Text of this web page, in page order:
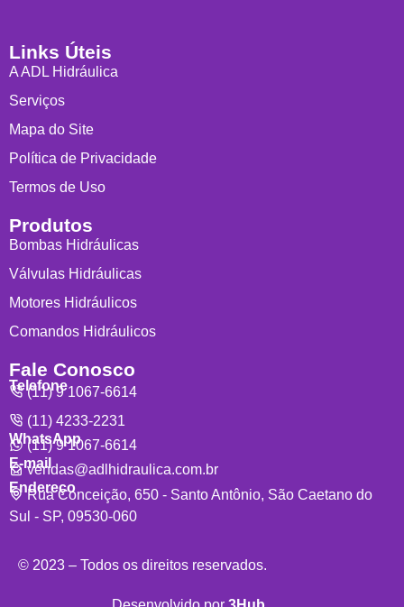
Links Úteis
A ADL Hidráulica
Serviços
Mapa do Site
Política de Privacidade
Termos de Uso
Produtos
Bombas Hidráulicas
Válvulas Hidráulicas
Motores Hidráulicos
Comandos Hidráulicos
Fale Conosco
Telefone
(11) 9 1067-6614
(11) 4233-2231
WhatsApp
(11) 9 1067-6614
E-mail
vendas@adlhidraulica.com.br
Endereço
Rua Conceição, 650 - Santo Antônio, São Caetano do
Sul - SP, 09530-060
© 2023 – Todos os direitos reservados.